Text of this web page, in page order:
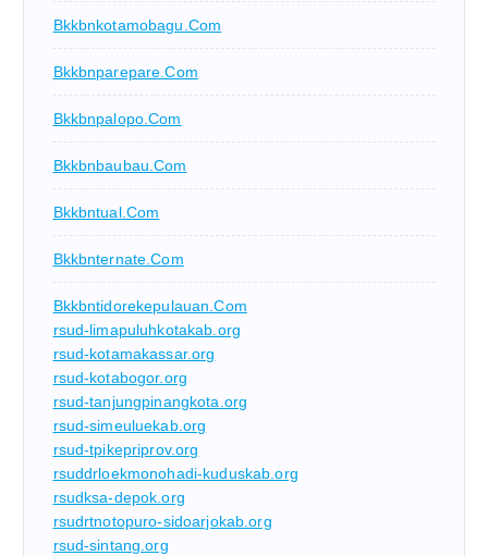
Bkkbnkotamobagu.com
Bkkbnparepare.com
Bkkbnpalopo.com
Bkkbnbaubau.com
Bkkbntual.com
Bkkbnternate.com
Bkkbntidorekepulauan.com
rsud-limapuluhkotakab.org
rsud-kotamakassar.org
rsud-kotabogor.org
rsud-tanjungpinangkota.org
rsud-simeuluekab.org
rsud-tpikepriprov.org
rsuddrloekmonohadi-kuduskab.org
rsudksa-depok.org
rsudrtnotopuro-sidoarjokab.org
rsud-sintang.org